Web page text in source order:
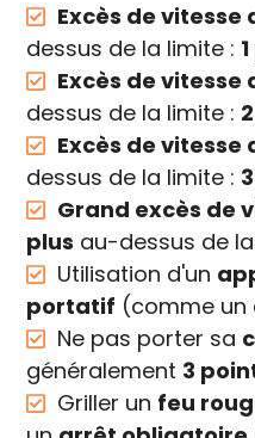
Excès de vitesse
dessus de la limite :
Excès de vitesse
dessus de la limite :
Excès de vitesse
dessus de la limite :
Grand excès de
plus au-dessus de
Utilisation d'un
portatif (comme un
Ne pas porter sa
généralement 3
Griller un feu